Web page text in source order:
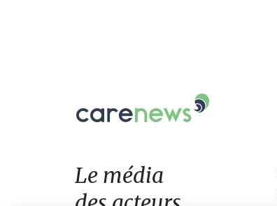
Le
acteurs
de
l'engagement
Le média